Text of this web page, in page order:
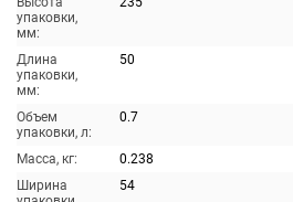
упаковки,
мм:
Длина
упаковки,
мм:
50
Объем
упаковки, л:
0.7
Масса, кг:
0.238
Ширина
54